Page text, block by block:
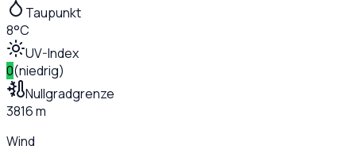
Taupunkt
8°C
UV-Index
0(niedrig)
Nullgradgrenze
3816 m
Wind